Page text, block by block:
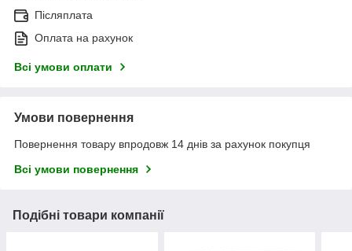
Післяплата
Оплата на рахунок
Всі умови оплати
Умови повернення
Повернення товару впродовж 14 днів за рахунок покупця
Всі умови повернення
Подібні товари компанії